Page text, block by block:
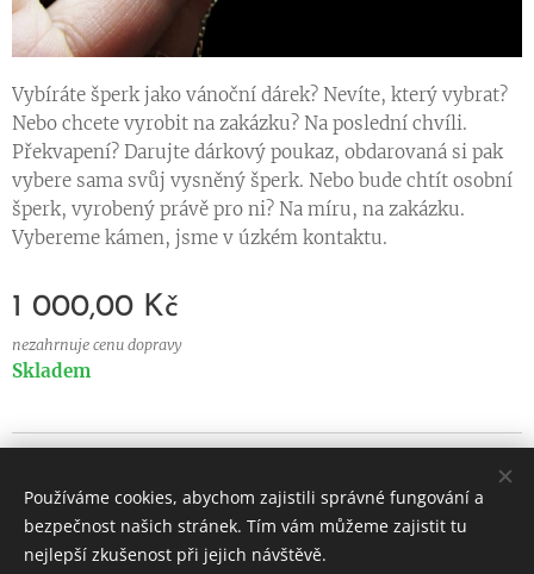
Vybíráte šperk jako vánoční dárek? Nevíte, který vybrat?
Nebo chcete vyrobit na zakázku? Na poslední chvíli.
Překvapení? Darujte dárkový poukaz, obdarovaná si pak
vybere sama svůj vysněný šperk. Nebo bude chtít osobní
šperk, vyrobený právě pro ni? Na míru, na zakázku.
Vybereme kámen, jsme v úzkém kontaktu.
1 000,00 Kč
nezahrnuje cenu dopravy
Skladem
Vytvořeno službouWebnode Cookies
Používáme cookies, abychom zajistili správné fungování a
bezpečnost našich stránek. Tím vám můžeme zajistit tu
nejlepší zkušenost při jejich návštěvě.